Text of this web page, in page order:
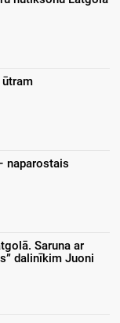
ūtram
naparostais
Saruna ar
dalinīkim Juoni